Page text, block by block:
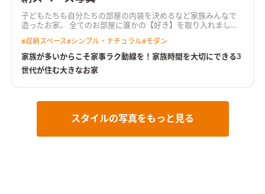
子どもたちも自分たちの部屋の内装を決めるなど家族みんなで
造ったお家。 全てのお部屋に誰かの【好き】を取り入れまし
は忙しい方・家族が多い方必見。 オープンハウスでも多くの方
からご好評を頂きました。 2階の子ども部屋をあえてコンパクト
さん作ることができるお家です。
#収納スペース#シンプル・ナチュラル#モダン
家族が多いからこそ家事ラク動線を！家族時間を大切にできる3
世代が住む大きなお家
スタイルの写真をもっと見る